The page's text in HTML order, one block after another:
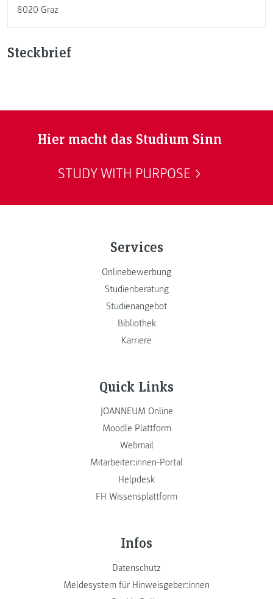
8020 Graz
Steckbrief
Hier macht das Studium Sinn
STUDY WITH PURPOSE
Services
Onlinebewerbung
Studienberatung
Studienangebot
Bibliothek
Karriere
Quick Links
JOANNEUM Online
Moodle Plattform
Webmail
Mitarbeiter:innen-Portal
Helpdesk
FH Wissensplattform
Infos
Datenschutz
Meldesystem für Hinweisgeber:innen